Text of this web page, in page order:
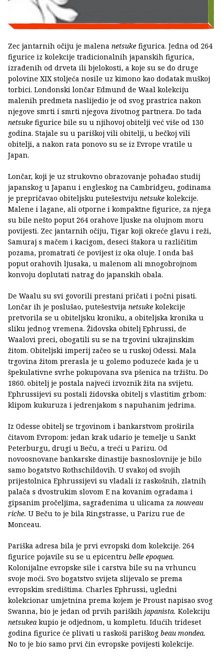
Zec jantarnih očiju je malena netsuke figurica. Jedna od 264
figurice iz kolekcije tradicionalnih japanskih figurica,
izrađenih od drveta ili bjelokosti, a koje su se do druge
polovine XIX stoljeća nosile uz kimono kao dodatak muškoj
torbici. Londonski lončar Edmund de Waal kolekciju
malenih predmeta naslijedio je od svog prastrica nakon
njegove smrti i smrti njegova životnog partnera. Do tada
netsuke figurice bile su u njihovoj obitelji već više od 130
godina. Stajale su u pariškoj vili obitelji, u bečkoj vili
obitelji, a nakon rata ponovo su se iz Evrope vratile u
Japan.
Lončar, koji je uz strukovno obrazovanje pohađao studij
japanskog u Japanu i engleskog na Cambridgeu, godinama
je prepričavao obiteljsku putešestviju netsuke kolekcije.
Malene i lagane, ali otporne i kompaktne figurice, za njega
su bile nešto poput 264 orahove ljuske na olujnom moru
povijesti. Zec jantarnih očiju, Tigar koji okreće glavu i reži,
Samuraj s mačem i kacigom, deseci štakora u različitim
pozama, promatrati će povijest iz oka oluje. I onda baš
poput orahovih ljusaka, u malenom ali mnogobrojnom
konvoju doplutati natrag do japanskih obala.
De Waalu su svi govorili prestani pričati i počni pisati.
Lončar ih je poslušao, putešestvija netsuke kolekcije
pretvorila se u obiteljsku kroniku, a obiteljska kronika u
sliku jednog vremena. Židovska obitelj Ephrussi, de
Waalovi preci, obogatili su se na trgovini ukrajinskim
žitom. Obiteljski imperij začeo se u ruskoj Odessi. Mala
trgovina žitom prerasla je u golemo poduzeće kada je u
špekulativne svrhe pokupovana sva pšenica na tržištu. Do
1860. obitelj je postala najveći izvoznik žita na svijetu.
Ephrussijevi su postali židovska obitelj s vlastitim grbom:
klipom kukuruza i jedrenjakom s napuhanim jedrima.
Iz Odesse obitelj se trgovinom i bankarstvom proširila
čitavom Evropom: jedan krak udario je temelje u Sankt
Peterburgu, drugi u Beču, a treći u Parizu. Od
novoosnovane bankarske dinastije basnoslovnije je bilo
samo bogatstvo Rothschildovih. U svakoj od svojih
prijestolnica Ephrussijevi su vladali iz raskošnih, zlatnih
palača s dvostrukim slovom E na kovanim ogradama i
gipsanim pročeljima, sagrađenima u ulicama za nouveau
riche. U Beču to je bila Ringstrasse, u Parizu rue de
Monceau.
Pariška adresa bila je prvi evropski dom kolekcije. 264
figurice pojavile su se u epicentru belle epoquea.
Kolonijalne evropske sile i carstva bile su na vrhuncu
svoje moći. Svo bogatstvo svijeta slijevalo se prema
evropskim središtima. Charles Ephrussi, ugledni
kolekcionar umjetnina prema kojem je Proust napisao svog
Swanna, bio je jedan od prvih pariških japanista. Kolekciju
netsukea kupio je odjednom, u kompletu. Idućih trideset
godina figurice će plivati u raskoši pariškog beau mondea.
No to je bio samo prvi čin evropske povijesti kolekcije.